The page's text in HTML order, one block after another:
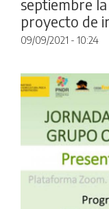
septiembre
proyecto de
09/09/2021 - 10:24